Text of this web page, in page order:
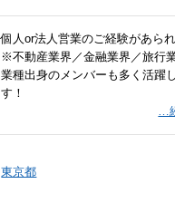
個人or法人営業のご経験があら
※不動産業界／金融業界／旅行
業種出身のメンバーも多く活躍
す！
…
東京都